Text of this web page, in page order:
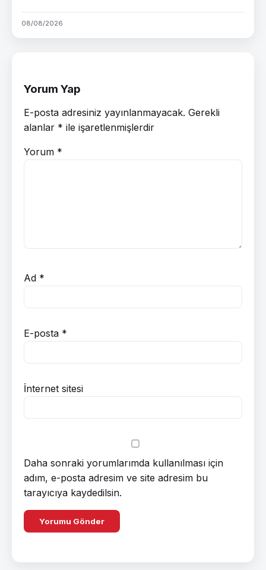
08/08/2026
Yorum Yap
E-posta adresiniz yayınlanmayacak. Gerekli
alanlar * ile işaretlenmişlerdir
Yorum *
Ad *
E-posta *
İnternet sitesi
Daha sonraki yorumlarımda kullanılması için
adım, e-posta adresim ve site adresim bu
tarayıcıya kaydedilsin.